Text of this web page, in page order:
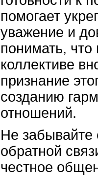
помогает
уважение и
понимать,
коллективе
признание
созданию
отношений.
Не забывайте
обратной
честное